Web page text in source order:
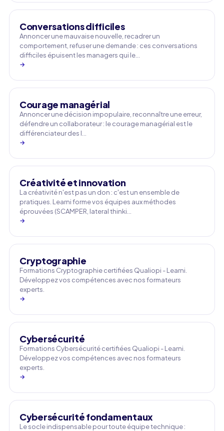
Conversations difficiles
Annoncer une mauvaise nouvelle, recadrer un
comportement, refuser une demande : ces conversations
difficiles épuisent les managers qui le…
→
Courage managérial
Annoncer une décision impopulaire, reconnaître une erreur,
défendre un collaborateur : le courage managérial est le
différenciateur des l…
→
Créativité et innovation
La créativité n'est pas un don : c'est un ensemble de
pratiques. Learni forme vos équipes aux méthodes
éprouvées (SCAMPER, lateral thinki…
→
Cryptographie
Formations Cryptographie certifiées Qualiopi - Learni.
Développez vos compétences avec nos formateurs
experts.
→
Cybersécurité
Formations Cybersécurité certifiées Qualiopi - Learni.
Développez vos compétences avec nos formateurs
experts.
→
Cybersécurité fondamentaux
Le socle indispensable pour toute équipe technique :